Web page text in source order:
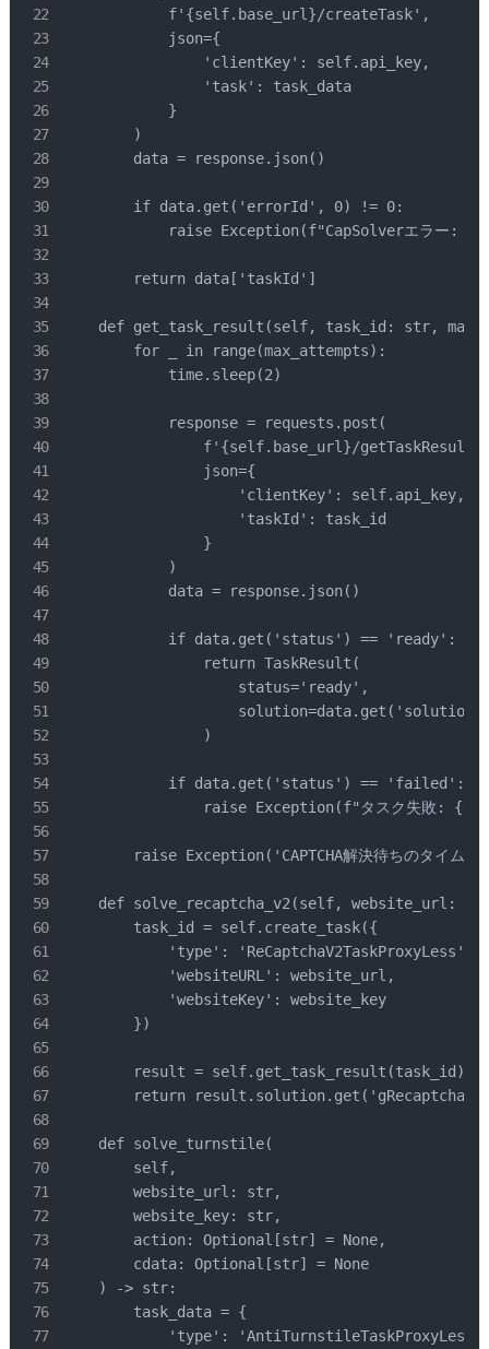
            f'{self.base_url}/createTask',
            json={
                'clientKey': self.api_key,
                'task': task_data
            }
        )
        data = response.json()
        if data.get('errorId', 0) != 0:
raise Exception(f"CapSolverエラー:
        return data['taskId']
def get_task_result(self, task_id: str,
        for _ in range(max_attempts):
            time.sleep(2)
            response = requests.post(
f'{self.base_url}/
                json={
                    'clientKey': self.api_key,
                    'taskId': task_id
                }
            )
            data = response.json()
            if data.get('status') == 'ready':
                return TaskResult(
                    status='ready',
                )
            if data.get('status') == 'failed':
raise Exception(f"タスク失敗:
raise Exception('CAPTCHA解決待ちのタイムア
def solve_recaptcha_v2(self, website_url:
        task_id = self.create_task({
            'type': 'ReCaptchaV2TaskProxyLess',
            'websiteURL': website_url,
            'websiteKey': website_key
        })
        result = self.get_task_result(task_id)
return
    def solve_turnstile(
        self,
        website_url: str,
        website_key: str,
        action: Optional[str] = None,
        cdata: Optional[str] = None
    ) -> str:
        task_data = {
'type':